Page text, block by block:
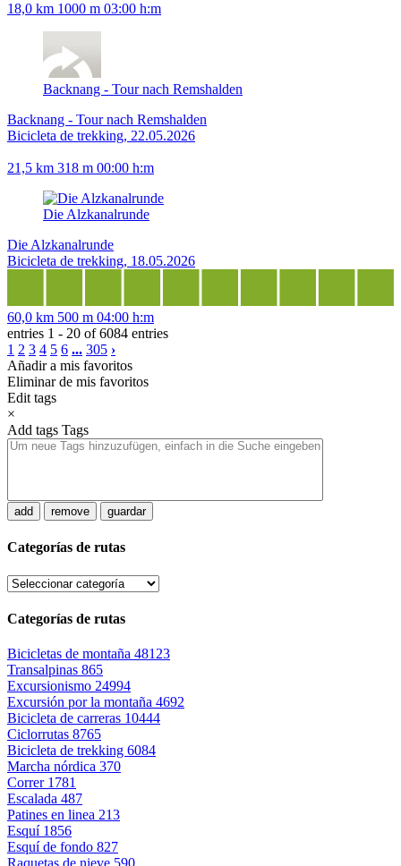
18,0 km 1000 m 03:00 h:m
Backnang - Tour nach Remshalden
Backnang - Tour nach Remshalden
Bicicleta de trekking, 22.05.2026
21,5 km 318 m 00:00 h:m
Die Alzkanalrunde
Die Alzkanalrunde
Bicicleta de trekking, 18.05.2026
60,0 km 500 m 04:00 h:m
entries 1 - 20 of 6084 entries
1 2 3 4 5 6 ... 305 ›
Añadir a mis favoritos
Eliminar de mis favoritos
Edit tags
×
Add tags Tags
add remove guardar
Categorías de rutas
Categorías de rutas
Bicicletas de montaña 48123
Transalpinas 865
Excursionismo 24994
Excursión por la montaña 4692
Bicicleta de carreras 10444
Ciclorrutas 8765
Bicicleta de trekking 6084
Marcha nórdica 370
Correr 1781
Escalada 487
Patines en linea 213
Esquí 1856
Esquí de fondo 827
Raquetas de nieve 590